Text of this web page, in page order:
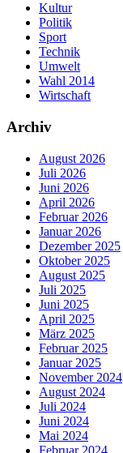
Kultur
Politik
Sport
Technik
Umwelt
Wahl 2014
Wirtschaft
Archiv
August 2026
Juli 2026
Juni 2026
April 2026
Februar 2026
Januar 2026
Dezember 2025
Oktober 2025
August 2025
Juli 2025
Juni 2025
April 2025
März 2025
Februar 2025
Januar 2025
November 2024
August 2024
Juli 2024
Juni 2024
Mai 2024
Februar 2024